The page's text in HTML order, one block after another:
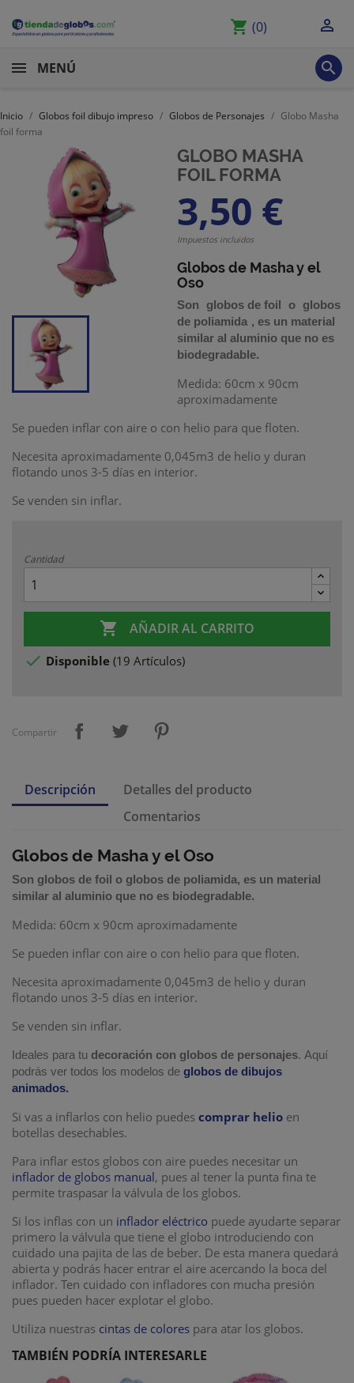
shopping_cart (0) 
MENÚ 
Inicio Globos foil dibujo impreso Globos de Personajes
Globo Masha
foil forma
GLOBO MASHA
FOIL FORMA
3,50 €
Impuestos incluidos
Globos de Masha y el
Oso
Son globos de foil o globos
de poliamida , es un material
similar al aluminio que no es
biodegradable.
Medida: 60cm x 90cm
aproximadamente
Se pueden inflar con aire o con helio para que floten.
Necesita aproximadamente 0,045m3 de helio y duran
flotando unos 3-5 días en interior.
Se venden sin inflar.
Cantidad
 AÑADIR AL CARRITO
 Disponible (19 Artículos)
Compartir
Descripción
Detalles del producto
Comentarios
Globos de Masha y el Oso
Son globos de foil o globos de poliamida, es un material
similar al aluminio que no es biodegradable.
Medida: 60cm x 90cm aproximadamente
Se pueden inflar con aire o con helio para que floten.
Necesita aproximadamente 0,045m3 de helio y duran
flotando unos 3-5 días en interior.
Se venden sin inflar.
Ideales para tu decoración con globos de personajes. Aquí
podrás ver todos los modelos de globos de dibujos
animados.
Si vas a inflarlos con helio puedes comprar helio en
botellas desechables.
Para inflar estos globos con aire puedes necesitar un
inflador de globos manual, pues al tener la punta fina te
permite traspasar la válvula de los globos.
Si los inflas con un inflador eléctrico puede ayudarte separar
primero la válvula que tiene el globo introduciendo con
cuidado una pajita de las de beber. De esta manera quedará
abierta y podrás hacer entrar el aire acercando la boca del
inflador. Ten cuidado con infladores con mucha presión
pues pueden hacer explotar el globo.
Utiliza nuestras cintas de colores para atar los globos.
TAMBIÉN PODRÍA INTERESARLE